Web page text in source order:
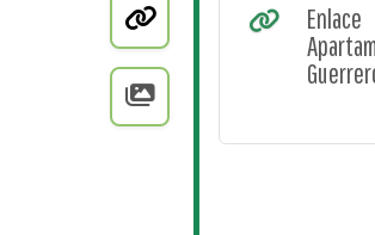
Enlace